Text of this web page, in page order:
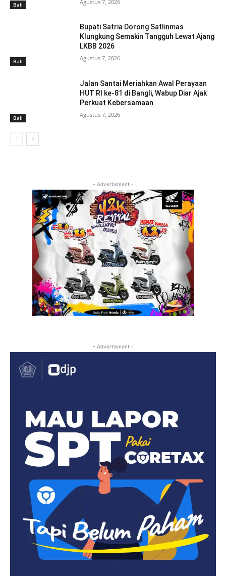
Bali Agustus 7, 2026
Bali
Bupati Satria Dorong Satlinmas
Klungkung Semakin Tangguh Lewat Ajang
LKBB 2026
Agustus 7, 2026
Bali
Jalan Santai Meriahkan Awal Perayaan
HUT RI ke-81 di Bangli, Wabup Diar Ajak
Perkuat Kebersamaan
Agustus 7, 2026
- Advertisment -
- Advertisment -